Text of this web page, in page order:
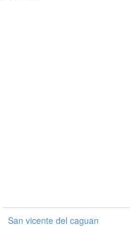
San vicente del caguan